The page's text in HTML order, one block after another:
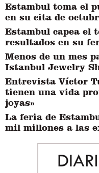
Estambul toma el
en su cita de
Estambul capea el
resultados en su
Menos de un mes
Istanbul Jewelry
Entrevista Víctor
tienen una vida
joyas»
La feria de
mil millones a las